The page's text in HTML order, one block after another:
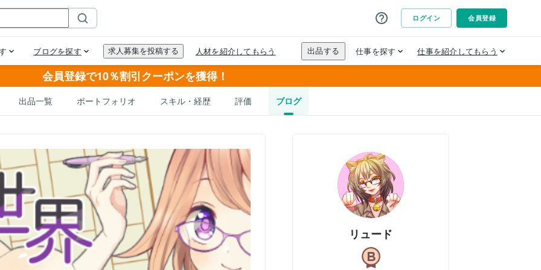
会員登録で10％割引クーポンを獲得！
出品一覧 ポートフォリオ スキル・経歴 評価 ブログ
リュード